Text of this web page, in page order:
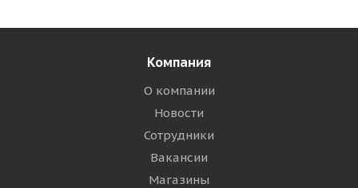
Компания
О компании
Новости
Сотрудники
Вакансии
Магазины